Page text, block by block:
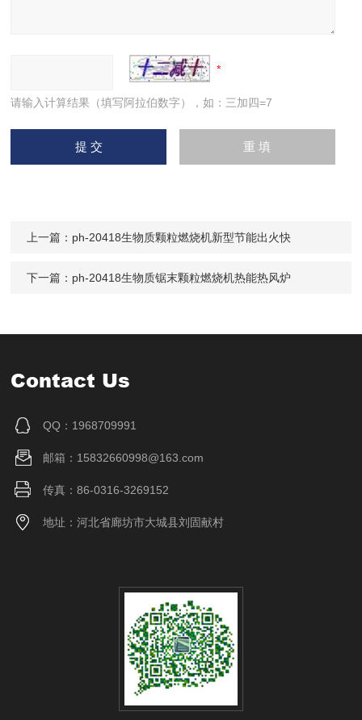
请输入计算结果（填写阿拉伯数字），如：三加四=7
上一篇： ph-20418生物质颗粒燃烧机新型节能出火快
下一篇： ph-20418生物质锯末颗粒燃烧机热能热风炉
Contact Us
QQ：1968709991
邮箱：15832660998@163.com
传真：86-0316-3269152
地址：河北省廊坊市大城县刘固献村